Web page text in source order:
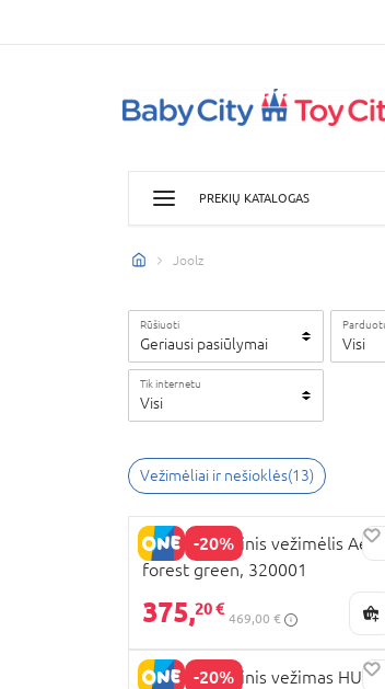
PREKIŲ KATALOGAS
Joolz
Rūšiuoti
Geriausi pasiūlymai Visi
Tik internetu
Visi
Vežimėliai ir nešioklės(13)
-20%
JOOLZ sportinis vežimėlis Aer2,
forest green, 320001
375,20 €
469,00 €
-20%
JOOLZ sportinis vežimas HUB2,